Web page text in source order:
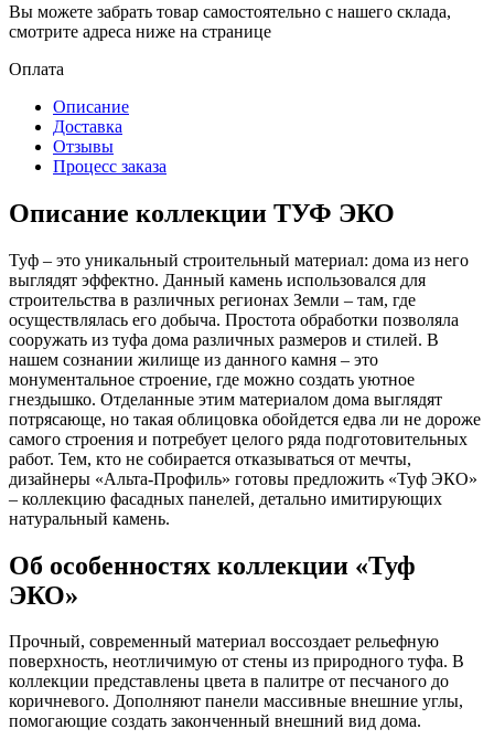
Вы можете забрать товар самостоятельно с нашего склада,
смотрите адреса ниже на странице
Оплата
Описание
Доставка
Отзывы
Процесс заказа
Описание коллекции ТУФ ЭКО
Туф – это уникальный строительный материал: дома из него
выглядят эффектно. Данный камень использовался для
строительства в различных регионах Земли – там, где
осуществлялась его добыча. Простота обработки позволяла
сооружать из туфа дома различных размеров и стилей. В
нашем сознании жилище из данного камня – это
монументальное строение, где можно создать уютное
гнездышко. Отделанные этим материалом дома выглядят
потрясающе, но такая облицовка обойдется едва ли не дороже
самого строения и потребует целого ряда подготовительных
работ. Тем, кто не собирается отказываться от мечты,
дизайнеры «Альта-Профиль» готовы предложить «Туф ЭКО»
– коллекцию фасадных панелей, детально имитирующих
натуральный камень.
Об особенностях коллекции «Туф
ЭКО»
Прочный, современный материал воссоздает рельефную
поверхность, неотличимую от стены из природного туфа. В
коллекции представлены цвета в палитре от песчаного до
коричневого. Дополняют панели массивные внешние углы,
помогающие создать законченный внешний вид дома.